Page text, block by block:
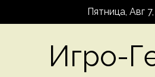
Пятница, Авг
Игро-